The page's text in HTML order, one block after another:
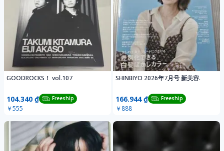
GOODROCKS！ vol.107
104.340 ₫ Freeship
￥555
SHINBIYO 2026年7月号 新美容.
166.944 ₫ Freeship
￥888